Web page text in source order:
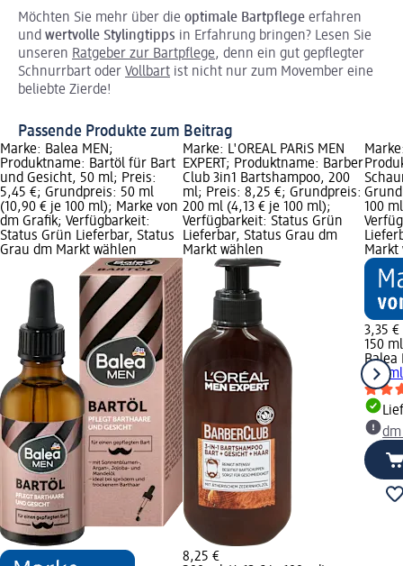
Möchten Sie mehr über die optimale Bartpflege erfahren
und wertvolle Stylingtipps in Erfahrung bringen? Lesen Sie
unseren Ratgeber zur Bartpflege, denn ein gut gepflegter
Schnurrbart oder Vollbart ist nicht nur zum Movember eine
beliebte Zierde!
Passende Produkte zum Beitrag
Marke: Balea MEN;
Produktname: Bartöl für Bart
und Gesicht, 50 ml; Preis:
5,45 €; Grundpreis: 50 ml
(10,90 € je 100 ml); Marke von
dm Grafik; Verfügbarkeit:
Status Grün Lieferbar, Status
Grau dm Markt wählen
Marke: L'ORÉAL PARiS MEN
EXPERT; Produktname: Barber
Club 3in1 Bartshampoo, 200
ml; Preis: 8,25 €; Grundpreis:
200 ml (4,13 € je 100 ml);
Verfügbarkeit: Status Grün
Lieferbar, Status Grau dm
Markt wählen
8,25 €
100
Markt
3,35 €
150
Balea
150 ml